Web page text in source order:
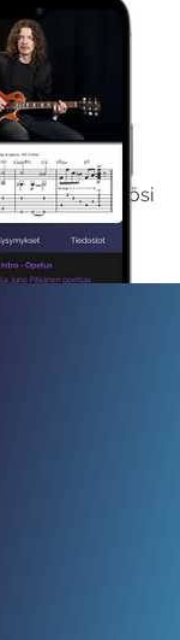
käyttöösi